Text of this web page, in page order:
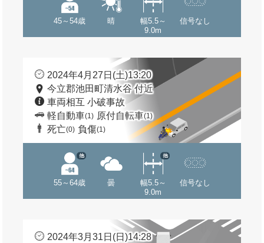
45～54歳 晴
幅5.5～
9.0m
信号なし
2024年4月27日(土)13:20
今立郡池田町清水谷 付近
車両相互 小破事故
軽自動車(1) 原付自転車(1)
死亡(0) 負傷(1)
55～64歳
他
曇
幅5.5～
9.0m
他
信号なし
2024年3月31日(日)14:28